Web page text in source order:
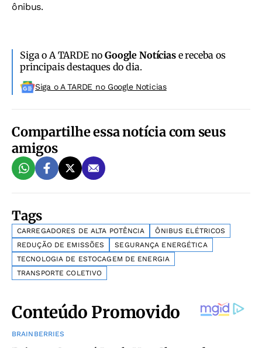
ônibus.
Siga o A TARDE noGoogle Notíciase receba os
principais destaques do dia.
Siga o A TARDE no Google Noticias
Compartilhe essa notícia com seus
amigos
Tags
CARREGADORES DE ALTA POTÊNCIA
ÔNIBUS ELÉTRICOS
REDUÇÃO DE EMISSÕES
SEGURANÇA ENERGÉTICA
TECNOLOGIA DE ESTOCAGEM DE ENERGIA
TRANSPORTE COLETIVO